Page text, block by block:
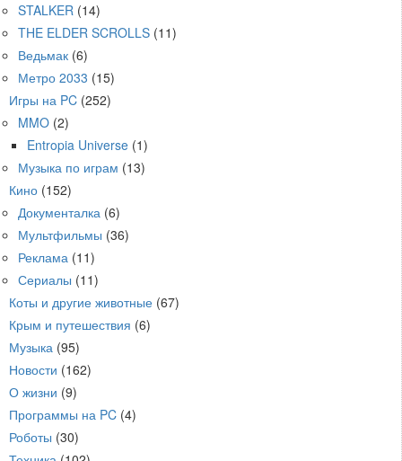
STALKER (14)
THE ELDER SCROLLS (11)
Ведьмак (6)
Метро 2033 (15)
Игры на PC (252)
MMO (2)
Entropia Universe (1)
Музыка по играм (13)
Кино (152)
Документалка (6)
Мультфильмы (36)
Реклама (11)
Сериалы (11)
Коты и другие животные (67)
Крым и путешествия (6)
Музыка (95)
Новости (162)
О жизни (9)
Программы на PC (4)
Роботы (30)